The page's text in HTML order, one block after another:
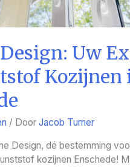
Uw
Kozijnen
/ Door Jacob Turner
Design, dé bestemming
kozijnen Enschede!